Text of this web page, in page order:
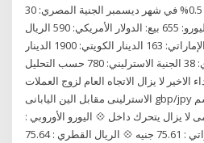
المملكة المتحدة التي سجلت 0.5% في شهر ديسمبر الجنية المصري: 30
الجنية الاسترليني: 700 اليورو: 655 بيع: الدولار الأمريكي: 590 الريال
السعودي: 157 الدرهم الإماراتي: 163 الدينار الكويتي: 1900 الدينار
الأردني: 880 الجنية المصري: 38 الجنية الاسترليني: 780 حسب التحليل
الاخير لا يزال الاتجاه العام لزوج العملات
الاسترلينى مقابل الين اليابانى gbp/jpy صاعدا وحسب الاداء على الرسم
لا يزال يتحرك داخل 💠 اليورو الأوروبي :
333.96 جنيه 💠 الدرهم الإماراتي : 75.61 جنيه 💠 الريال القطري : 75.64